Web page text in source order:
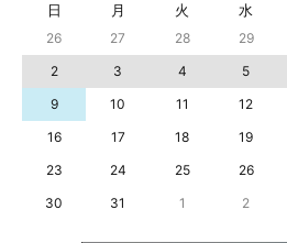
日 月 火 水
26 27 28 29
2
3 4 5
9
10 11 12
16
17 18 19
23
24 25 26
30
31 1 2